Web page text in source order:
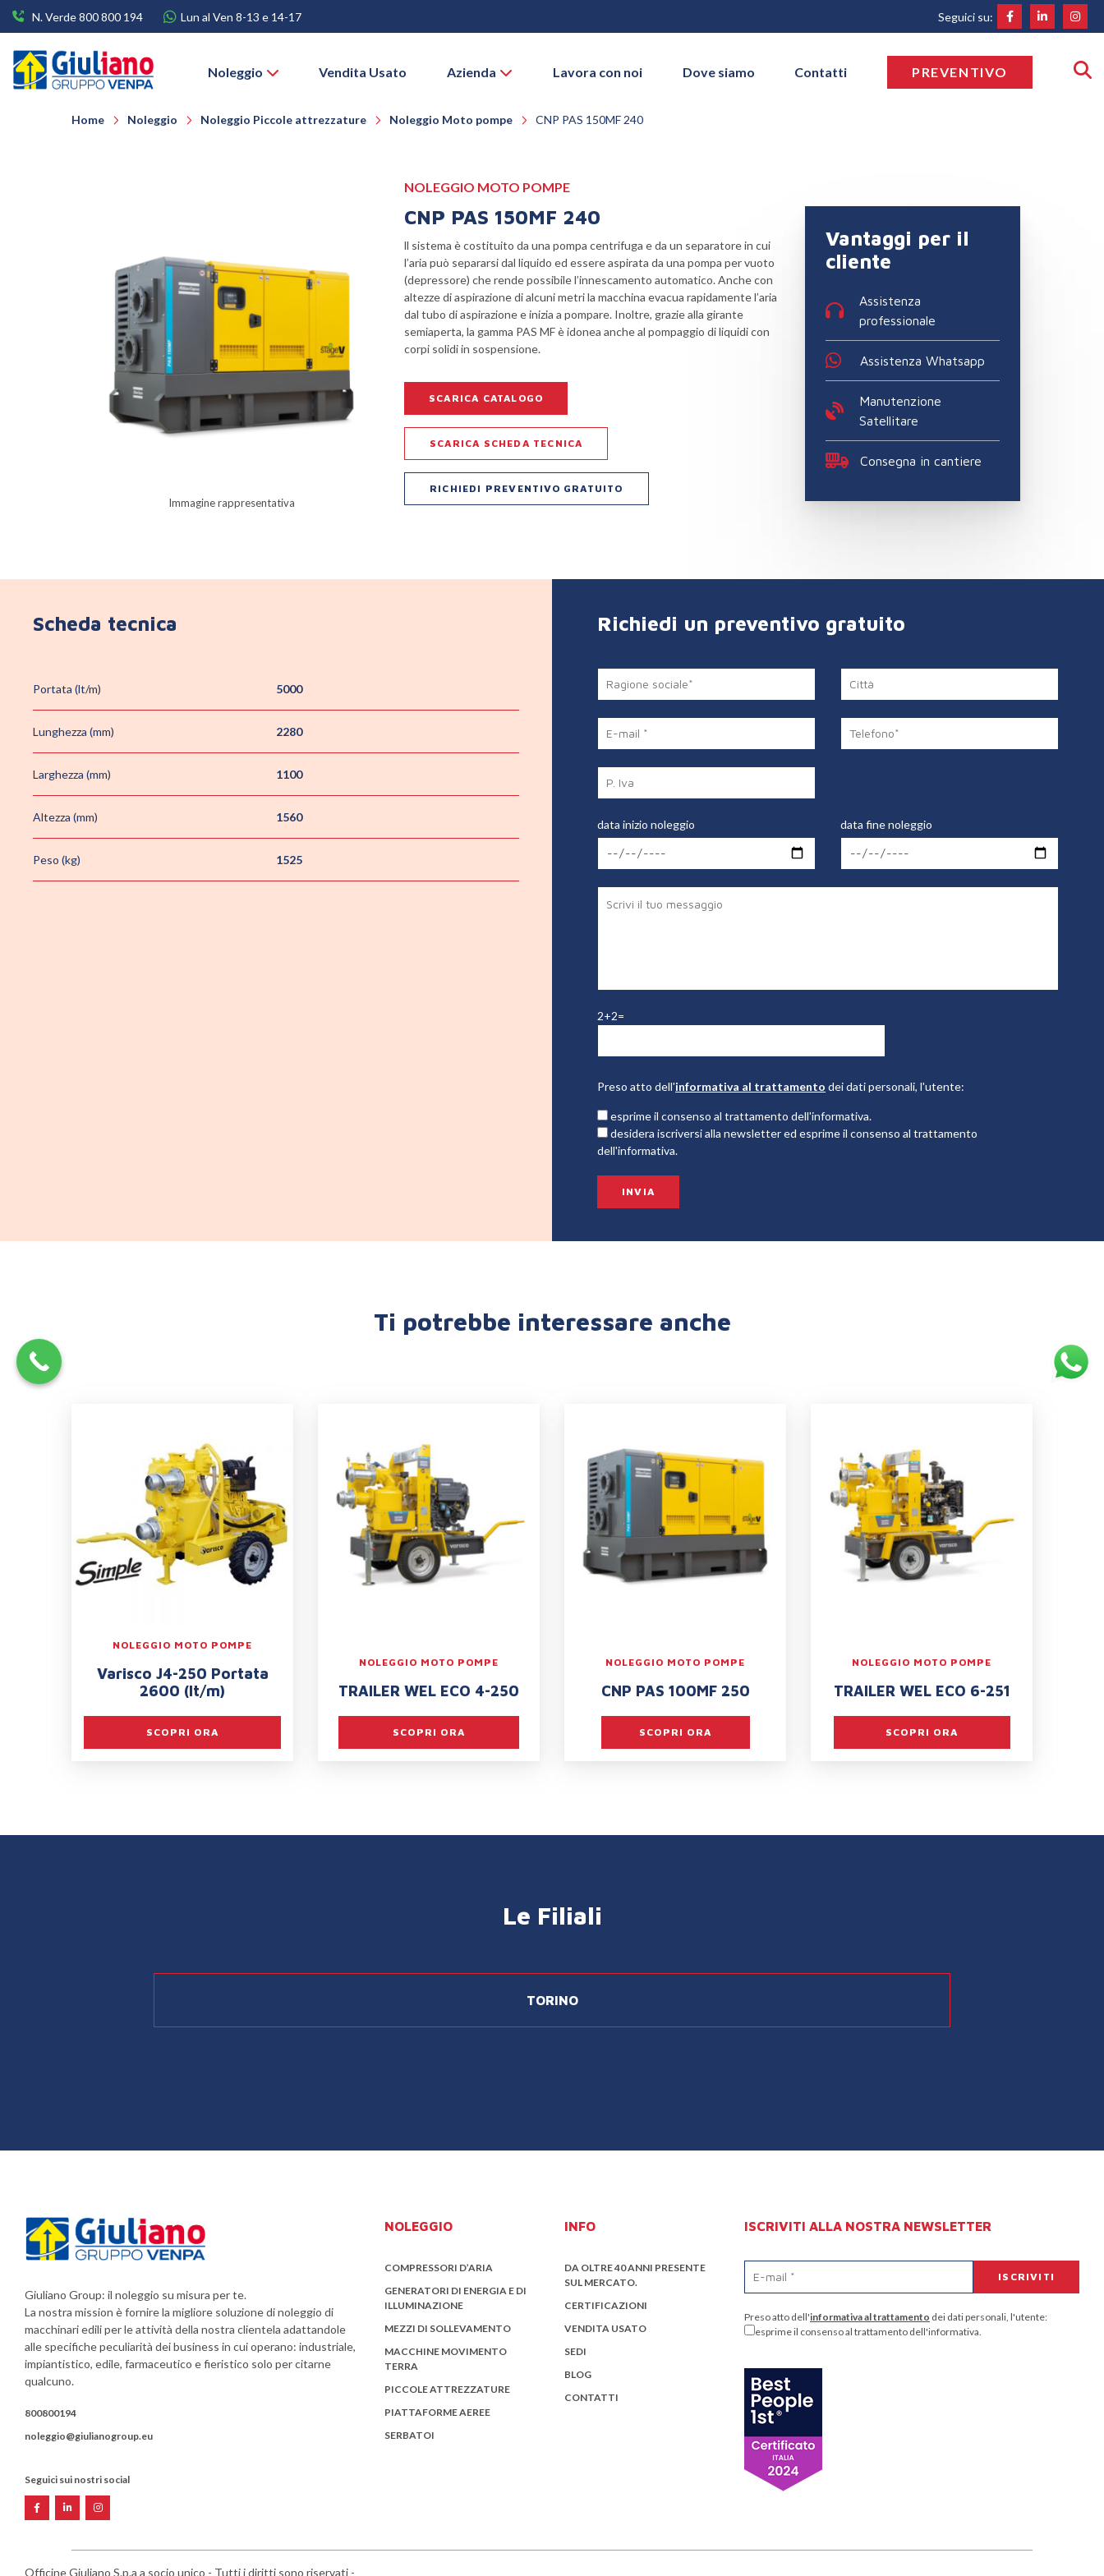
N. Verde 800 800 194 Lun al Ven 8-13 e 14-17 Seguici su:
Noleggio Vendita Usato Azienda Lavora con noi Dove siamo Contatti PREVENTIVO
Home Noleggio Noleggio Piccole attrezzature Noleggio Moto pompe CNP PAS 150MF 240
Immagine rappresentativa
NOLEGGIO MOTO POMPE
CNP PAS 150MF 240
ll sistema è costituito da una pompa centrifuga e da un separatore in cui
l’aria può separarsi dal liquido ed essere aspirata da una pompa per vuoto
(depressore) che rende possibile l’innescamento automatico. Anche con
altezze di aspirazione di alcuni metri la macchina evacua rapidamente l’aria
dal tubo di aspirazione e inizia a pompare. Inoltre, grazie alla girante
semiaperta, la gamma PAS MF è idonea anche al pompaggio di liquidi con
corpi solidi in sospensione.
SCARICA CATALOGO
SCARICA SCHEDA TECNICA
RICHIEDI PREVENTIVO GRATUITO
Vantaggi per il
cliente
Assistenza
professionale
Assistenza Whatsapp
Manutenzione
Satellitare
Consegna in cantiere
Scheda tecnica
Portata (lt/m) 5000
Lunghezza (mm) 2280
Larghezza (mm) 1100
Altezza (mm) 1560
Peso (kg) 1525
Richiedi un preventivo gratuito
data inizio noleggio data fine noleggio
2+2=
Preso atto dell'informativa al trattamento dei dati personali, l'utente:
esprime il consenso al trattamento dell'informativa.
desidera iscriversi alla newsletter ed esprime il consenso al trattamento
dell'informativa.
Ti potrebbe interessare anche
NOLEGGIO MOTO POMPE
Varisco J4-250 Portata
2600 (lt/m)
SCOPRI ORA
NOLEGGIO MOTO POMPE
TRAILER WEL ECO 4-250
SCOPRI ORA
NOLEGGIO MOTO POMPE
CNP PAS 100MF 250
SCOPRI ORA
NOLEGGIO MOTO POMPE
TRAILER WEL ECO 6-251
SCOPRI ORA
Le Filiali
TORINO
Giuliano Group: il noleggio su misura per te.
La nostra mission è fornire la migliore soluzione di noleggio di
macchinari edili per le attività della nostra clientela adattandole
alle specifiche peculiarità dei business in cui operano: industriale,
impiantistico, edile, farmaceutico e fieristico solo per citarne
qualcuno.
800800194
noleggio@giulianogroup.eu
Seguici sui nostri social
NOLEGGIO
COMPRESSORI D’ARIA
GENERATORI DI ENERGIA E DI
ILLUMINAZIONE
MEZZI DI SOLLEVAMENTO
MACCHINE MOVIMENTO
TERRA
PICCOLE ATTREZZATURE
PIATTAFORME AEREE
SERBATOI
INFO
DA OLTRE 40 ANNI PRESENTE
SUL MERCATO.
CERTIFICAZIONI
VENDITA USATO
SEDI
BLOG
CONTATTI
ISCRIVITI ALLA NOSTRA NEWSLETTER
Preso atto dell'informativa al trattamento dei dati personali, l'utente:
esprime il consenso al trattamento dell'informativa.
Officine Giuliano S.p.a a socio unico - Tutti i diritti sono riservati -